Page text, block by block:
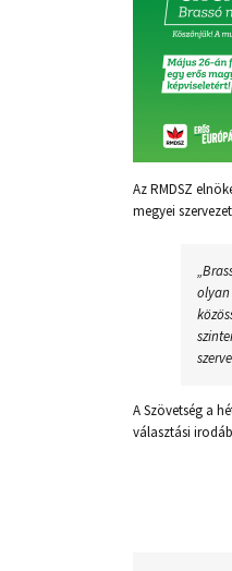
Az RMDSZ
megyei
A Szövetség a
választási